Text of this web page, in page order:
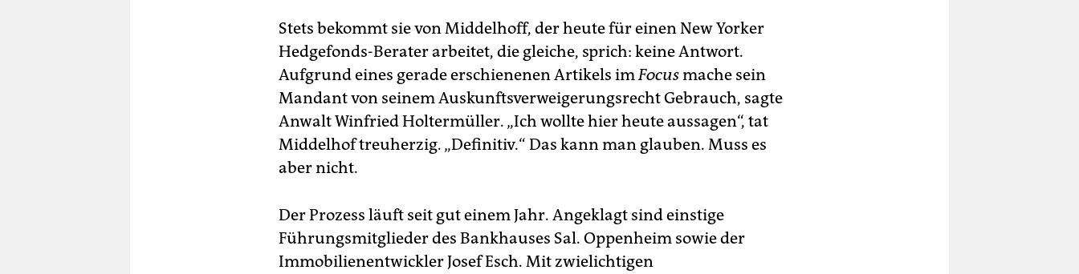
Stets bekommt sie von Middelhoff, der heute für einen New Yorker
Hedgefonds-Berater arbeitet, die gleiche, sprich: keine Antwort.
Aufgrund eines gerade erschienenen Artikels imFocusmache sein
Mandant von seinem Auskunftsverweigerungsrecht Gebrauch, sagte
Anwalt Winfried Holtermüller. „Ich wollte hier heute aussagen“, tat
Middelhof treuherzig. „Definitiv.“ Das kann man glauben. Muss es
aber nicht.
Der Prozess läuft seit gut einem Jahr. Angeklagt sind einstige
Führungsmitglieder des Bankhauses Sal. Oppenheim sowie der
Immobilienentwickler Josef Esch. Mit zwielichtigen